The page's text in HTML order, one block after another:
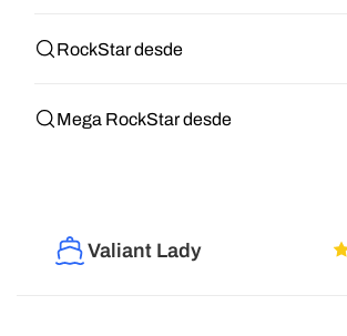
RockStar desde
Mega RockStar desde
Valiant Lady